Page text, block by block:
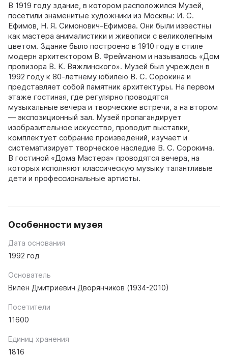
В 1919 году здание, в котором расположился Музей,
посетили знаменитые художники из Москвы: И. С.
Ефимов, Н. Я. Симонович-Ефимова. Они были известны
как мастера анималистики и живописи с великолепным
цветом. Здание было построено в 1910 году в стиле
модерн архитектором В. Фрейманом и называлось «Дом
провизора В. К. Вяжлинского». Музей был учрежден в
1992 году к 80-летнему юбилею В. С. Сорокина и
представляет собой памятник архитектуры. На первом
этаже гостиная, где регулярно проводятся
музыкальные вечера и творческие встречи, а на втором
— экспозиционный зал. Музей пропагандирует
изобразительное искусство, проводит выставки,
комплектует собрание произведений, изучает и
систематизирует творческое наследие В. С. Сорокина.
В гостиной «Дома Мастера» проводятся вечера, на
которых исполняют классическую музыку талантливые
дети и профессиональные артисты.
Особенности музея
Дата основания
1992 год
Основатель
Вилен Дмитриевич Дворянчиков (1934-2010)
Посетители
11600
Единиц хранения
1816